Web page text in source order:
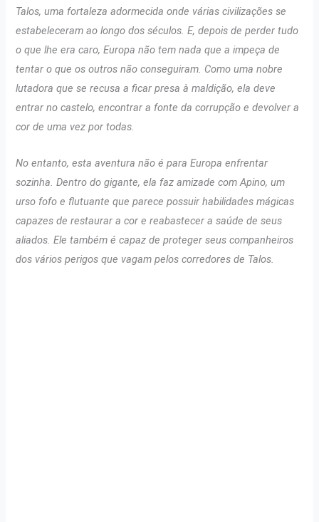
Talos, uma fortaleza adormecida onde várias civilizações se
estabeleceram ao longo dos séculos. E, depois de perder tudo
o que lhe era caro, Europa não tem nada que a impeça de
tentar o que os outros não conseguiram. Como uma nobre
lutadora que se recusa a ficar presa à maldição, ela deve
entrar no castelo, encontrar a fonte da corrupção e devolver a
cor de uma vez por todas.
No entanto, esta aventura não é para Europa enfrentar
sozinha. Dentro do gigante, ela faz amizade com Apino, um
urso fofo e flutuante que parece possuir habilidades mágicas
capazes de restaurar a cor e reabastecer a saúde de seus
aliados. Ele também é capaz de proteger seus companheiros
dos vários perigos que vagam pelos corredores de Talos.